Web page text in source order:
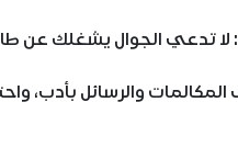
لا تدعي الجوال يشغلك عن
المكالمات والرسائل بأدب،